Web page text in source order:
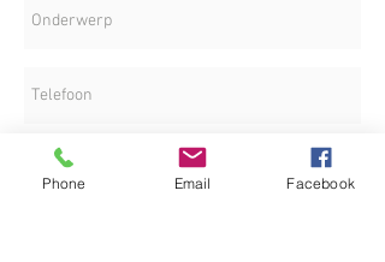
Phone Email Facebook